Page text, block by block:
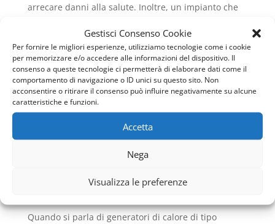
Gestisci Consenso Cookie
Per fornire le migliori esperienze, utilizziamo tecnologie come i cookie
per memorizzare e/o accedere alle informazioni del dispositivo. Il
consenso a queste tecnologie ci permetterà di elaborare dati come il
comportamento di navigazione o ID unici su questo sito. Non
acconsentire o ritirare il consenso può influire negativamente su alcune
caratteristiche e funzioni.
Accetta
Nega
Visualizza le preferenze
arrecare danni alla salute. Inoltre, un impianto che
che non sia mai stato oggetto di manutenzione.
Infatti, non avendo sprechi e non dovendo alzare
continuamente la temperatura per problemi di
scarsa efficienza sarà possibile limitare il costo in
bolletta per il riscaldamento ambientale e anche per
la produzione dell’acqua calda. Nel prossimo
paragrafo andremo a vedere cosa sono le
Condensazione Vaillant Casilina, facendo poi una
panoramica sui vari modelli.
Caldaie a condensazione
Quando si parla di generatori di calore di tipo